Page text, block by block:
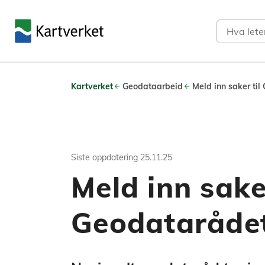
Søk
Kartverket Geodataarbeid Meld inn saker til
Siste oppdatering 25.11.25
Meld inn